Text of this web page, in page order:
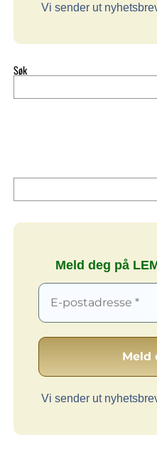
Vi sender ut
Søk
Søk
Meld deg på
Vi sender ut